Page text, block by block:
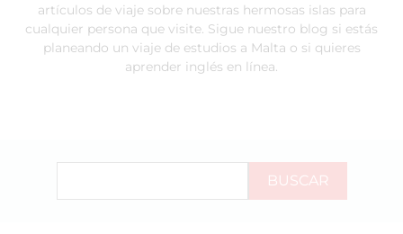
artículos de viaje sobre nuestras hermosas islas para
cualquier persona que visite. Sigue nuestro blog si estás
planeando un viaje de estudios a Malta o si quieres
aprender inglés en línea.
BUSCAR